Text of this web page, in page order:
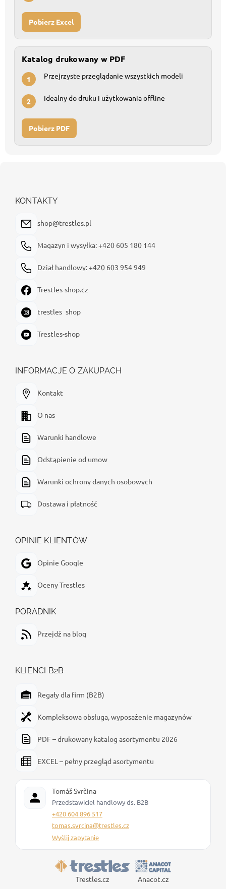
Pobierz Excel
Katalog drukowany w PDF
1 Przejrzyste przeglądanie wszystkich modeli
2 Idealny do druku i użytkowania offline
Pobierz PDF
KONTAKTY
shop@trestles.pl
Magazyn i wysyłka: +420 605 180 144
Dział handlowy: +420 603 954 949
Trestles-shop.cz
trestles_shop
Trestles-shop
INFORMACJE O ZAKUPACH
Kontakt
O nas
Warunki handlowe
Odstąpienie od umow
Warunki ochrony danych osobowych
Dostawa i płatność
OPINIE KLIENTÓW
Opinie Google
Oceny Trestles
PORADNIK
Przejdź na blog
KLIENCI B2B
Regały dla firm (B2B)
Kompleksowa obsługa, wyposażenie magazynów
PDF – drukowany katalog asortymentu 2026
EXCEL – pełny przegląd asortymentu
Tomáš Svrčina
Przedstawiciel handlowy ds. B2B
+420 604 896 517
tomas.svrcina@trestles.cz
Wyślij zapytanie
Trestles.cz Anacot.cz